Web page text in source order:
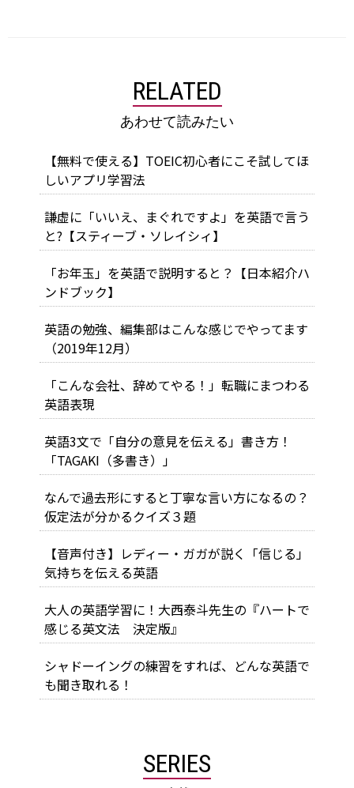
RELATED
あわせて読みたい
【無料で使える】TOEIC初心者にこそ試してほ
しいアプリ学習法
謙虚に「いいえ、まぐれですよ」を英語で言う
と?【スティーブ・ソレイシィ】
「お年玉」を英語で説明すると？【日本紹介ハ
ンドブック】
英語の勉強、編集部はこんな感じでやってます
（2019年12月）
「こんな会社、辞めてやる！」転職にまつわる
英語表現
英語3文で「自分の意見を伝える」書き方！
「TAGAKI（多書き）」
なんで過去形にすると丁寧な言い方になるの？
仮定法が分かるクイズ３題
【音声付き】レディー・ガガが説く「信じる」
気持ちを伝える英語
大人の英語学習に！大西泰斗先生の『ハートで
感じる英文法 決定版』
シャドーイングの練習をすれば、どんな英語で
も聞き取れる！
SERIES